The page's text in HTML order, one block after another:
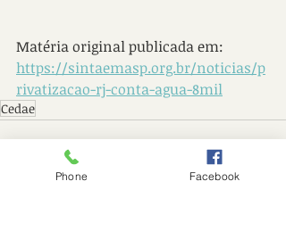
Matéria original publicada em:
https://sintaemasp.org.br/noticias/p
rivatizacao-rj-conta-agua-8mil
Cedae
Phone Facebook